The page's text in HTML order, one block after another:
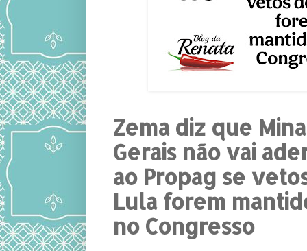
Zema diz que
Gerais não vai
ao Propag se
Lula forem
no Congresso